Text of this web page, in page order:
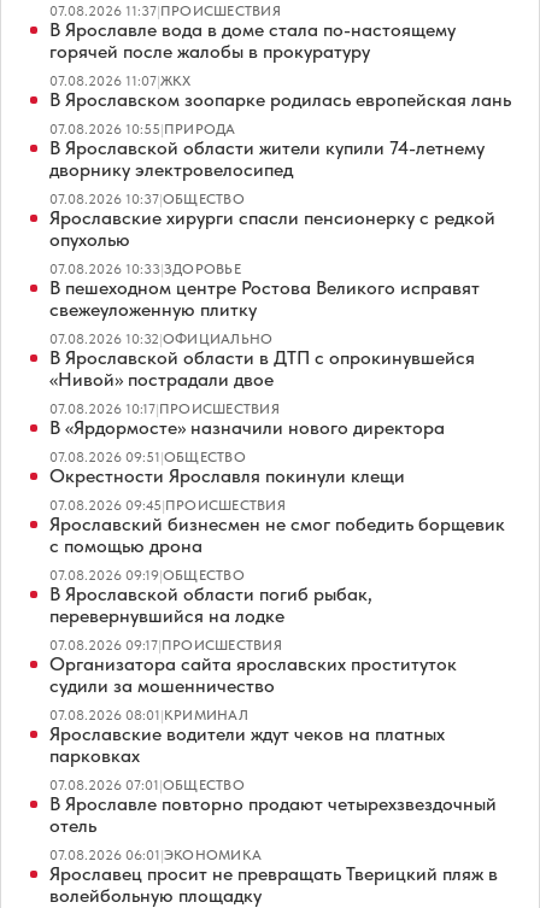
07.08.2026 11:37|ПРОИСШЕСТВИЯ
В Ярославле вода в доме стала по-настоящему
горячей после жалобы в прокуратуру
07.08.2026 11:07|ЖКХ
В Ярославском зоопарке родилась европейская лань
07.08.2026 10:55|ПРИРОДА
В Ярославской области жители купили 74-летнему
дворнику электровелосипед
07.08.2026 10:37|ОБЩЕСТВО
Ярославские хирурги спасли пенсионерку с редкой
опухолью
07.08.2026 10:33|ЗДОРОВЬЕ
В пешеходном центре Ростова Великого исправят
свежеуложенную плитку
07.08.2026 10:32|ОФИЦИАЛЬНО
В Ярославской области в ДТП с опрокинувшейся
«Нивой» пострадали двое
07.08.2026 10:17|ПРОИСШЕСТВИЯ
В «Ярдормосте» назначили нового директора
07.08.2026 09:51|ОБЩЕСТВО
Окрестности Ярославля покинули клещи
07.08.2026 09:45|ПРОИСШЕСТВИЯ
Ярославский бизнесмен не смог победить борщевик
с помощью дрона
07.08.2026 09:19|ОБЩЕСТВО
В Ярославской области погиб рыбак,
перевернувшийся на лодке
07.08.2026 09:17|ПРОИСШЕСТВИЯ
Организатора сайта ярославских проституток
судили за мошенничество
07.08.2026 08:01|КРИМИНАЛ
Ярославские водители ждут чеков на платных
парковках
07.08.2026 07:01|ОБЩЕСТВО
В Ярославле повторно продают четырехзвездочный
отель
07.08.2026 06:01|ЭКОНОМИКА
Ярославец просит не превращать Тверицкий пляж в
волейбольную площадку